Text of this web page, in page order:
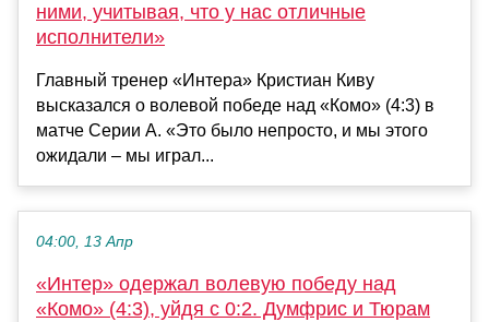
ними, учитывая, что у нас отличные
исполнители»
Главный тренер «Интера» Кристиан Киву
высказался о волевой победе над «Комо» (4:3) в
матче Серии А. «Это было непросто, и мы этого
ожидали – мы играл...
04:00, 13 Апр
«Интер» одержал волевую победу над
«Комо» (4:3), уйдя с 0:2. Думфрис и Тюрам